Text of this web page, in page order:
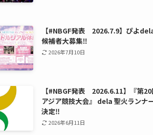
【#NBGF発表 2026.7.9】ぴよ
候補者大募集‼️
2026年7月10日
【#NBGF発表 2026.6.11】『第20
アジア競技大会』 dela 聖火ランナ
決定‼️
2026年6月11日